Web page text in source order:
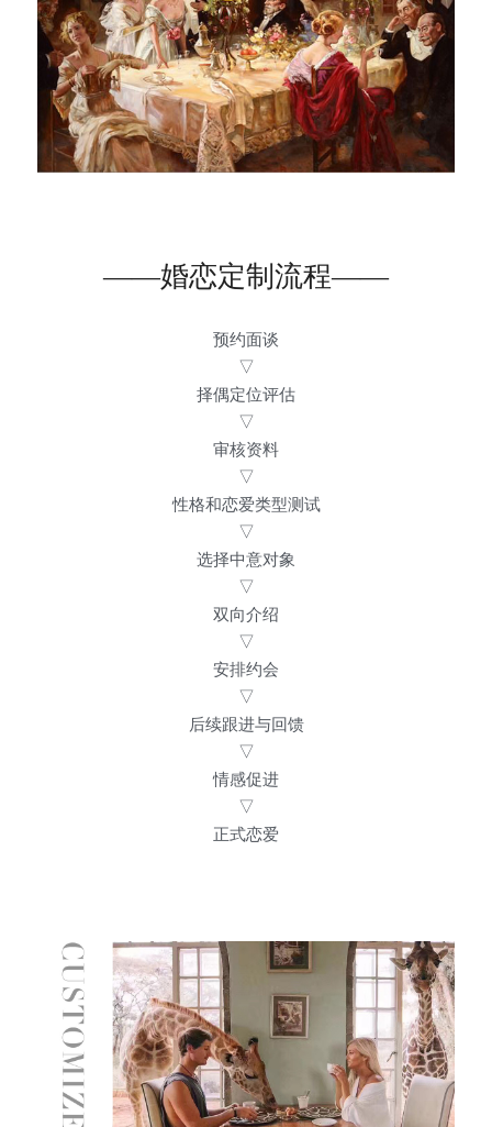
——婚恋定制流程——
预约面谈
▽
择偶定位评估
▽
审核资料
▽
性格和恋爱类型测试
▽
选择中意对象
▽
双向介绍
▽
安排约会
▽
后续跟进与回馈
▽
情感促进
▽
正式恋爱